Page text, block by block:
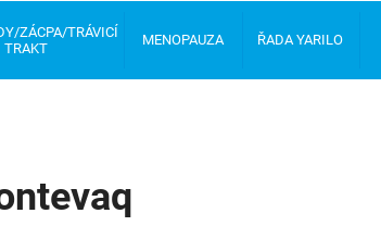
ZÁCPA/TRÁVICÍ
TRAKT
MENOPAUZA ŘADA YARILO